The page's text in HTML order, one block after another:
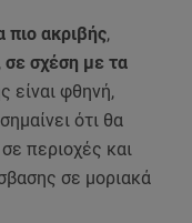
πιο ακριβής,
σε σχέση με τα
είναι φθηνή,
ότι θα
περιοχές και
σε μοριακά